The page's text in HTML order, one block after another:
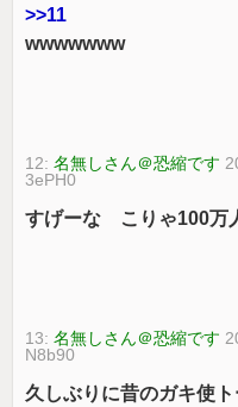
>>11
wwwwwww
12:名無しさん＠恐縮です
3ePH0
すげーな こりゃ100万
13:名無しさん＠恐縮です
N8b90
久しぶりに昔のガキ使